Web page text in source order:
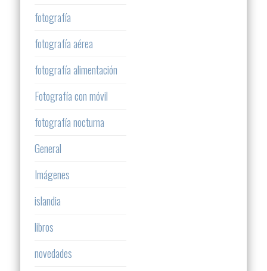
fotografía
fotografía aérea
fotografía alimentación
Fotografía con móvil
fotografía nocturna
General
Imágenes
islandia
libros
novedades